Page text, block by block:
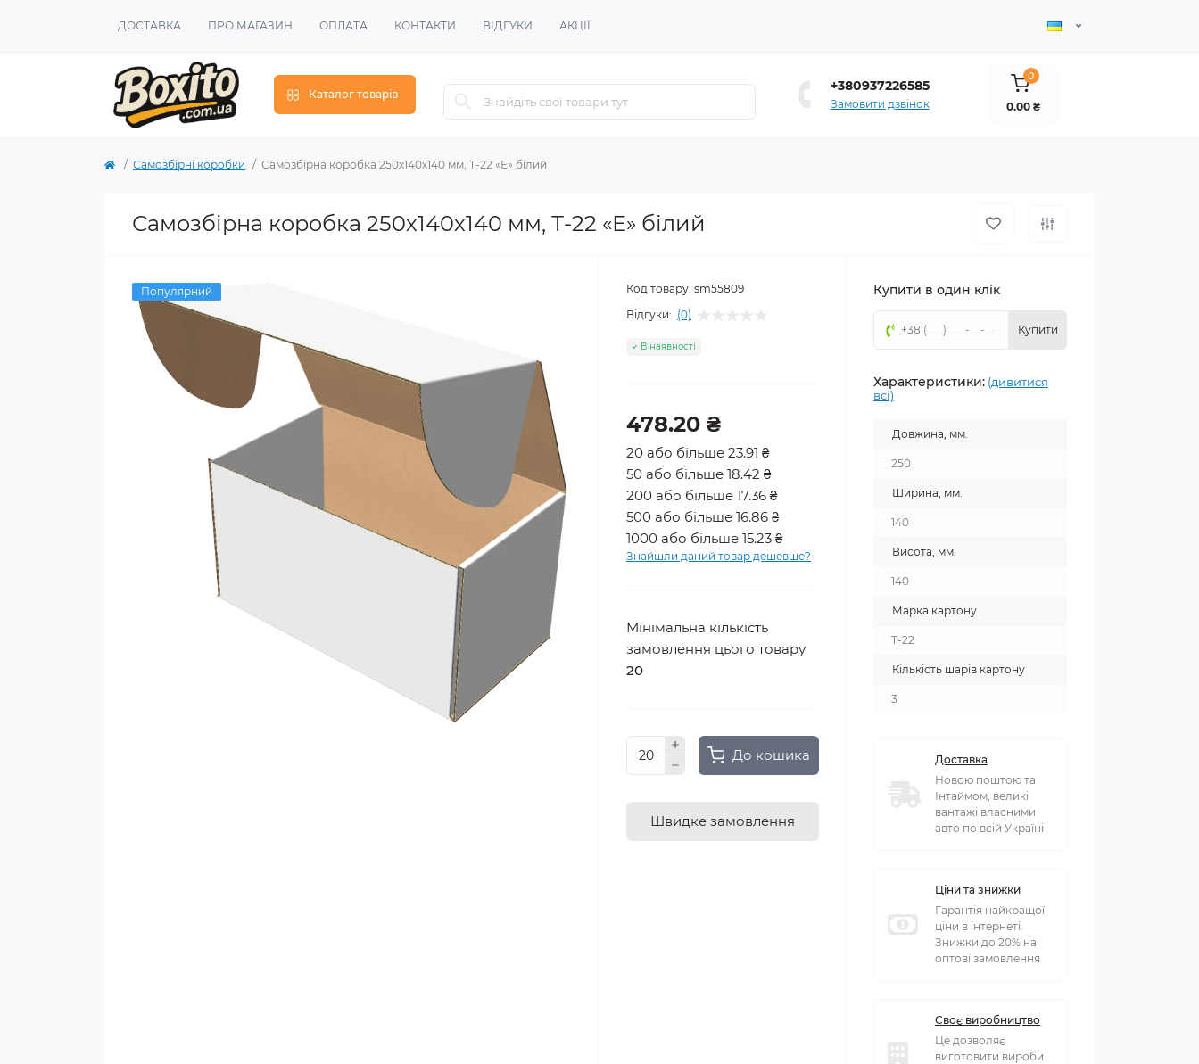
ДОСТАВКА ПРО МАГАЗИН ОПЛАТА КОНТАКТИ ВІДГУКИ АКЦІЇ
Каталог товарів
+380937226585
Замовити дзвінок
0
0.00 ₴
Самозбірні коробки Самозбірна коробка 250х140х140 мм, Т-22 «Е» білий
Самозбірна коробка 250х140х140 мм, Т-22 «Е» білий
Популярний Код товару: sm55809
Відгуки: (0)
В наявності
478.20 ₴
20 або більше 23.91 ₴
50 або більше 18.42 ₴
200 або більше 17.36 ₴
500 або більше 16.86 ₴
1000 або більше 15.23 ₴
Знайшли даний товар дешевше?
Мінімальна кількість
замовлення цього товару
20
До кошика
Швидке замовлення
Купити в один клік
Купити
Характеристики: (дивитися
всі)
Довжина, мм.
250
Ширина, мм.
140
Висота, мм.
140
Марка картону
T-22
Кількість шарів картону
3
Доставка
Новою поштою та
Інтаймом, великі
вантажі власними
авто по всій Україні
Ціни та знижки
Гарантія найкращої
ціни в інтернеті.
Знижки до 20% на
оптові замовлення
Своє виробництво
Це дозволяє
виготовити вироби